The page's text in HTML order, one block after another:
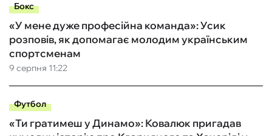
Бокс
9 серпня 11:22
«У мене дуже професійна команда»: Усик
розповів, як допомагає молодим українським
спортсменам
Футбол
«Ти гратимеш у Динамо»: Ковалюк пригадав